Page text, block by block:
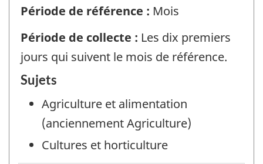
Période de référence : Mois
Période de collecte : Les dix premiers
jours qui suivent le mois de référence.
Sujets
Agriculture et alimentation
(anciennement Agriculture)
Cultures et horticulture